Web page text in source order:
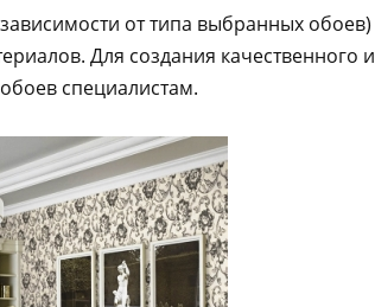
от типа выбранных обоев)
Для создания качественного и
специалистам.